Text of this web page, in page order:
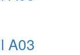
A03